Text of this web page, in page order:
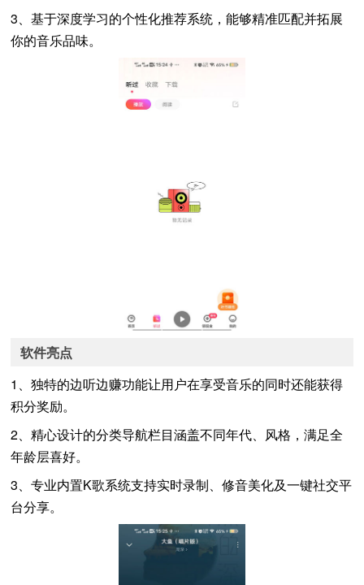
3、基于深度学习的个性化推荐系统，能够精准匹配并拓展
你的音乐品味。
软件亮点
1、独特的边听边赚功能让用户在享受音乐的同时还能获得
积分奖励。
2、精心设计的分类导航栏目涵盖不同年代、风格，满足全
年龄层喜好。
3、专业内置K歌系统支持实时录制、修音美化及一键社交平
台分享。